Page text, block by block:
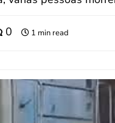
0 1 min read